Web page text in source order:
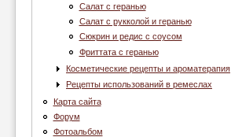
Салат с геранью
Салат с рукколой и геранью
Сюкрин и редис с соусом
Фриттата с геранью
Косметические рецепты и ароматерапия
Рецепты использований в ремеслах
Карта сайта
Форум
Фотоальбом